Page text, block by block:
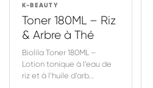
K-BEAUTY
Toner 180ML – Riz
& Arbre à Thé
Biolila Toner 180ML –
Lotion tonique à l’eau de
riz et à l’huile d’arb...